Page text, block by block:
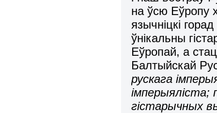
на ўсю Еўропу
язычніцкі
ўнікальны
Еўропай, а
Балтыйскай
рускага
імперыяліста;
гістарычных